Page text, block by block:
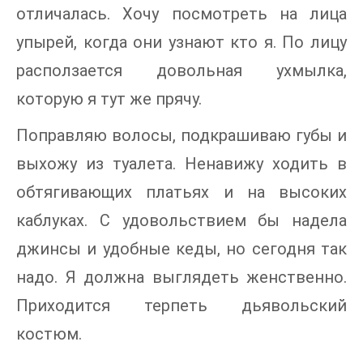
отличалась. Хочу посмотреть на лица
упырей, когда они узнают кто я. По лицу
расползается довольная ухмылка,
которую я тут же прячу.
Поправляю волосы, подкрашиваю губы и
выхожу из туалета. Ненавижу ходить в
обтягивающих платьях и на высоких
каблуках. С удовольствием бы надела
джинсы и удобные кеды, но сегодня так
надо. Я должна выглядеть женственно.
Приходится терпеть дьявольский
костюм.